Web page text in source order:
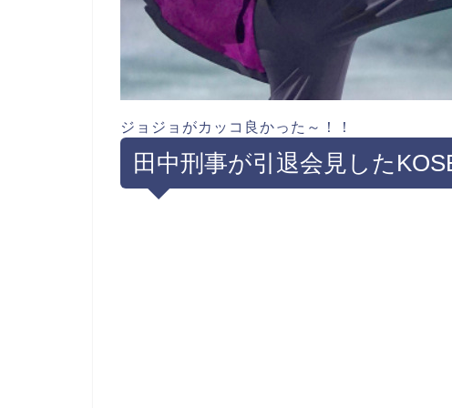
ジョジョがカッコ良かった～！！
田中刑事が引退会見した